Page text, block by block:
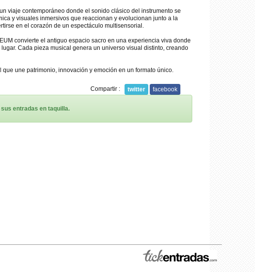
viaje contemporáneo donde el sonido clásico del instrumento se
y visuales inmersivos que reaccionan y evolucionan junto a la
en el corazón de un espectáculo multisensorial.
convierte el antiguo espacio sacro en una experiencia viva donde
Cada pieza musical genera un universo visual distinto, creando
une patrimonio, innovación y emoción en un formato único.
Compartir : twitter facebook
entradas en taquilla.